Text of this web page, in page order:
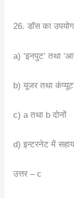
26. डॉस का
a) ‘इनपुट’ तथा
b) यूजर तथा
c) a तथा b दोनों
d) इन्टरनेट में
उत्तर – c